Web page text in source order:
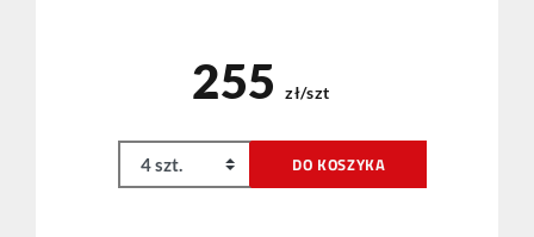
255 zł/szt
DO KOSZYKA